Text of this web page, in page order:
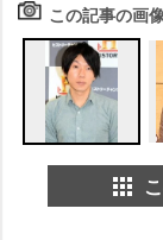
この記事の画像